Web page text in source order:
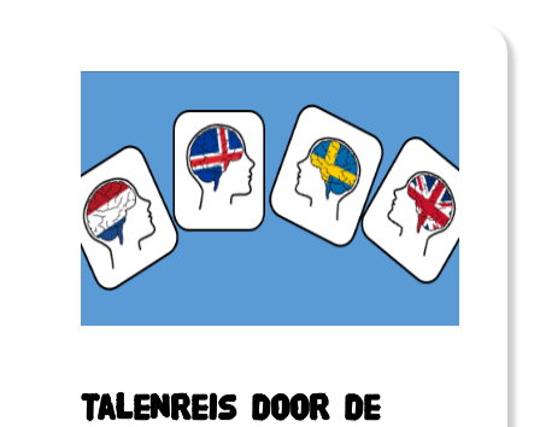
Talenreis door de